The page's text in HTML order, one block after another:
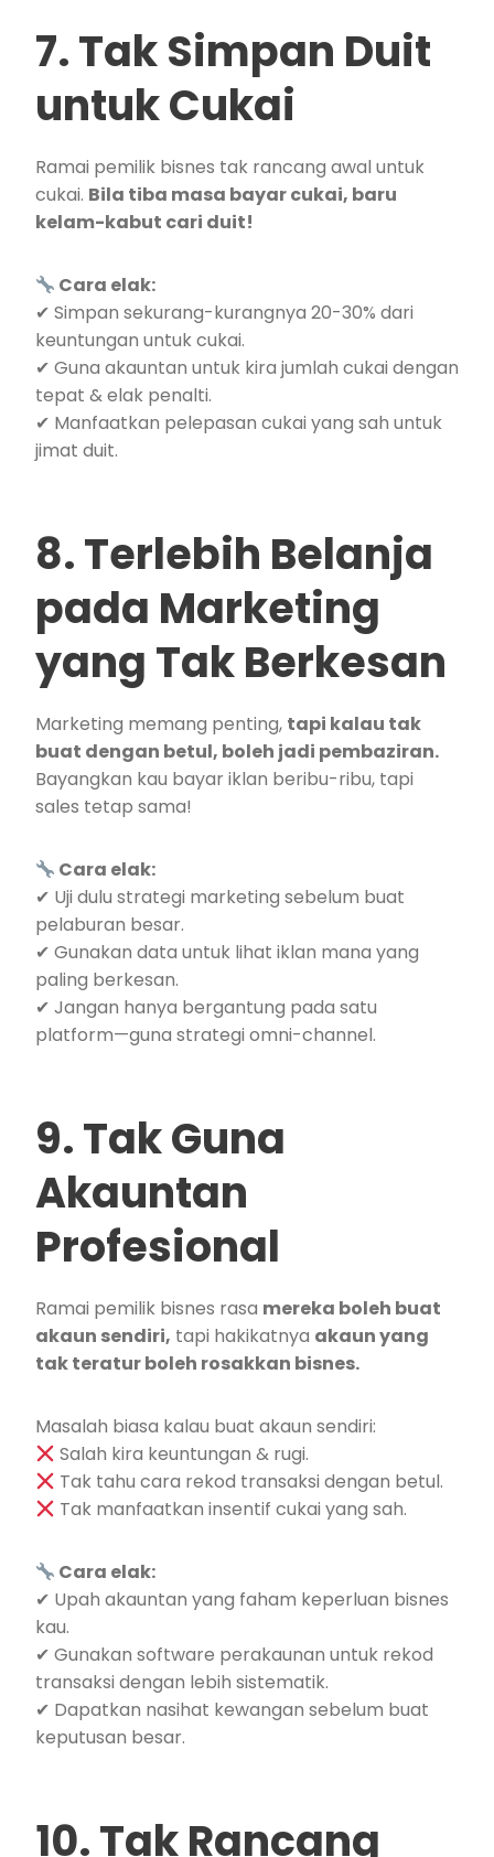
7. Tak Simpan Duit
untuk Cukai
Ramai pemilik bisnes tak rancang awal untuk
cukai. Bila tiba masa bayar cukai, baru
kelam-kabut cari duit!
Cara elak:
✔ Simpan sekurang-kurangnya 20-30% dari
keuntungan untuk cukai.
✔ Guna akauntan untuk kira jumlah cukai dengan
tepat & elak penalti.
✔ Manfaatkan pelepasan cukai yang sah untuk
jimat duit.
8. Terlebih Belanja
pada Marketing
yang Tak Berkesan
Marketing memang penting, tapi kalau tak
buat dengan betul, boleh jadi pembaziran.
Bayangkan kau bayar iklan beribu-ribu, tapi
sales tetap sama!
Cara elak:
✔ Uji dulu strategi marketing sebelum buat
pelaburan besar.
✔ Gunakan data untuk lihat iklan mana yang
paling berkesan.
✔ Jangan hanya bergantung pada satu
platform—guna strategi omni-channel.
9. Tak Guna
Akauntan
Profesional
Ramai pemilik bisnes rasa mereka boleh buat
akaun sendiri, tapi hakikatnya akaun yang
tak teratur boleh rosakkan bisnes.
Masalah biasa kalau buat akaun sendiri:
Salah kira keuntungan & rugi.
Tak tahu cara rekod transaksi dengan betul.
Tak manfaatkan insentif cukai yang sah.
Cara elak:
✔ Upah akauntan yang faham keperluan bisnes
kau.
✔ Gunakan software perakaunan untuk rekod
transaksi dengan lebih sistematik.
✔ Dapatkan nasihat kewangan sebelum buat
keputusan besar.
10. Tak Rancang